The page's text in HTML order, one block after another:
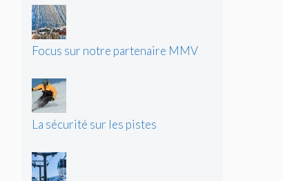
Focus sur notre partenaire MMV
La sécurité sur les pistes